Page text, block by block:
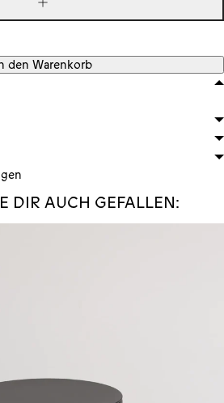
den Warenkorb
DIR AUCH GEFALLEN: